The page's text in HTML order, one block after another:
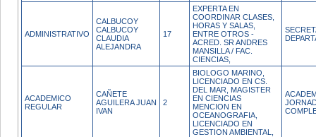
ADMINISTRATIVO
CALBUCOY
CALBUCOY
CLAUDIA
ALEJANDRA
17
EXPERTA EN
COORDINAR CLASES,
HORAS Y SALAS,
ENTRE OTROS -
ACRED. SR ANDRES
MANSILLA / FAC.
CIENCIAS,
ACADEMICO
REGULAR
CAÑETE
AGUILERA JUAN
IVAN
2
BIOLOGO MARINO,
LICENCIADO EN CS.
DEL MAR, MAGISTER
EN CIENCIAS
MENCION EN
OCEANOGRAFIA,
LICENCIADO EN
GESTION AMBIENTAL,